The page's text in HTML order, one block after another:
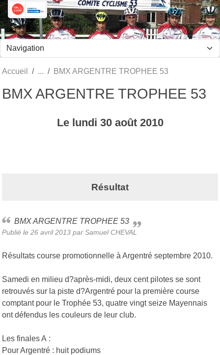
Accueil BMX ARGENTRE TROPHEE 53
BMX ARGENTRE TROPHEE 53
Le lundi 30 août 2010
Résultat
BMX ARGENTRE TROPHEE 53
Publié le 26 avril 2013 par Samuel CHEVAL
Résultats course promotionnelle à Argentré septembre 2010.
Samedi en milieu d?après-midi, deux cent pilotes se sont
retrouvés sur la piste d?Argentré pour la première course
comptant pour le Trophée 53, quatre vingt seize Mayennais
ont défendus les couleurs de leur club.
Les finales A :
Pour Argentré : huit podiums
Panneau de gestion des cookies